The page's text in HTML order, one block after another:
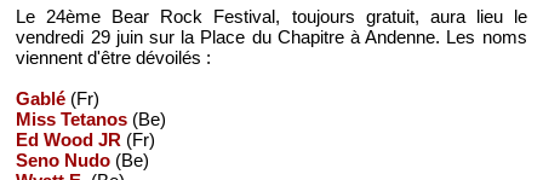
Le 24ème Bear Rock Festival, toujours gratuit, aura lieu le
vendredi 29 juin sur la Place du Chapitre à Andenne. Les noms
viennent d'être dévoilés :
Gablé (Fr)
Miss Tetanos (Be)
Ed Wood JR (Fr)
Seno Nudo (Be)